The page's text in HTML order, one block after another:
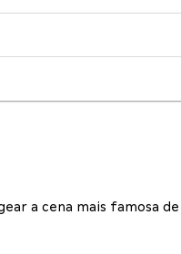
a cena mais famosa